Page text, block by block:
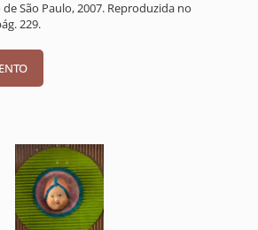
São Paulo, 2007. Reproduzida no
229.